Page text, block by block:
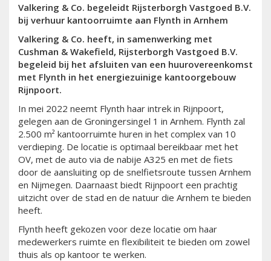
Valkering & Co. begeleidt Rijsterborgh Vastgoed B.V.
bij verhuur kantoorruimte aan Flynth in Arnhem
Valkering & Co. heeft, in samenwerking met
Cushman & Wakefield, Rijsterborgh Vastgoed B.V.
begeleid bij het afsluiten van een huurovereenkomst
met Flynth in het energiezuinige kantoorgebouw
Rijnpoort.
In mei 2022 neemt Flynth haar intrek in Rijnpoort,
gelegen aan de Groningersingel 1 in Arnhem. Flynth zal
2.500 m² kantoorruimte huren in het complex van 10
verdieping. De locatie is optimaal bereikbaar met het
OV, met de auto via de nabije A325 en met de fiets
door de aansluiting op de snelfietsroute tussen Arnhem
en Nijmegen. Daarnaast biedt Rijnpoort een prachtig
uitzicht over de stad en de natuur die Arnhem te bieden
heeft.
Flynth heeft gekozen voor deze locatie om haar
medewerkers ruimte en flexibiliteit te bieden om zowel
thuis als op kantoor te werken.